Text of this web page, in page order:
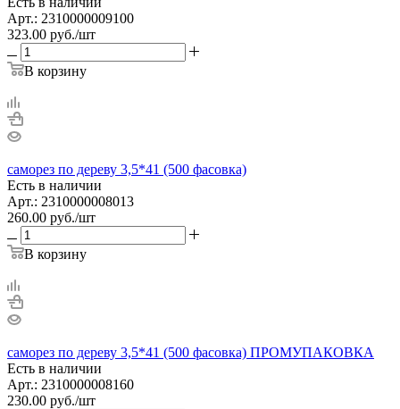
Арт.: 2310000009100
323.00 руб./шт
В корзину
саморез по дереву 3,5*41 (500 фасовка)
Есть в наличии
Арт.: 2310000008013
260.00 руб./шт
В корзину
саморез по дереву 3,5*41 (500 фасовка) ПРОМУПАКОВКА
Есть в наличии
Арт.: 2310000008160
230.00 руб./шт